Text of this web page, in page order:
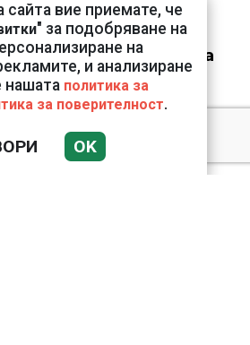
Ето го съпруга на
неадекватната
външна министърка
Велислава Петрова
сайта вие приемате, че
" за подобряване на
на
и анализиране
нашата политика за
за поверителност.
OK